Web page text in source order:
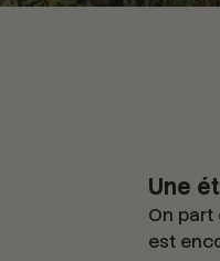
Une
On part
est